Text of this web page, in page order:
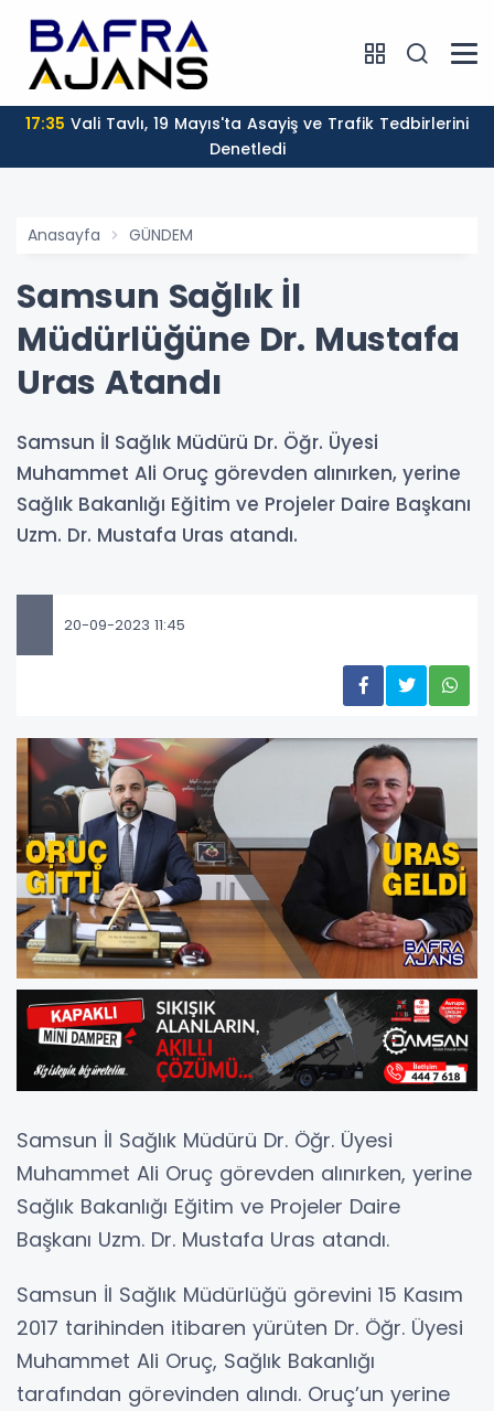
17:35
Denetledi
Anasayfa GÜNDEM
Samsun Sağlık İl
Müdürlüğüne Dr. Mustafa
Uras Atandı
Samsun İl Sağlık Müdürü Dr. Öğr. Üyesi
Muhammet Ali Oruç görevden alınırken, yerine
Sağlık Bakanlığı Eğitim ve Projeler Daire Başkanı
Uzm. Dr. Mustafa Uras atandı.
20-09-2023 11:45
Samsun İl Sağlık Müdürü Dr. Öğr. Üyesi
Muhammet Ali Oruç görevden alınırken, yerine
Sağlık Bakanlığı Eğitim ve Projeler Daire
Başkanı Uzm. Dr. Mustafa Uras atandı.
Samsun İl Sağlık Müdürlüğü görevini 15 Kasım
2017 tarihinden itibaren yürüten Dr. Öğr. Üyesi
Muhammet Ali Oruç, Sağlık Bakanlığı
tarafından görevinden alındı. Oruç’un yerine